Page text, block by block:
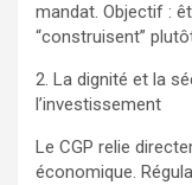
mandat. Objectif :
“construisent”
2. La dignité et la
l’investissement
Le CGP relie
économique.